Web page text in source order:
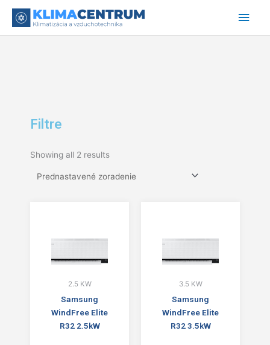
Filtre
Showing all 2 results
2.5 KW
Samsung
WindFree Elite
R32 2.5kW
3.5 KW
Samsung
WindFree Elite
R32 3.5kW